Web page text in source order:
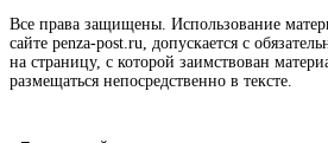
Все права защищены. Использование
сайте penza-post.ru, допускается с
на страницу, с которой заимствован
размещаться непосредственно в тексте.